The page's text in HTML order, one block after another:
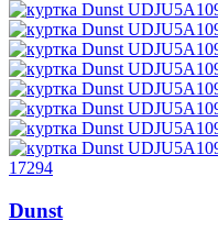
17294
Dunst